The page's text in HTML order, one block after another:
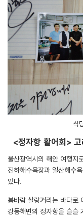
식
<정자항 활어회>
울산광역시의 해안 여행지
진하해수욕장과 일산해수
있다.
봄바람 살랑거리는 바다로
강동해변의 정자항을 슬슬